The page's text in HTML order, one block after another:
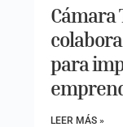
Cámara
para
LEER MÁS »